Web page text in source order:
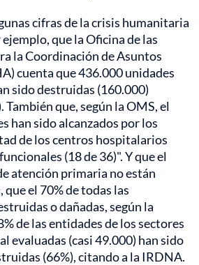
cifras de la crisis humanitaria
ejemplo, que la Oficina de las
la Coordinación de Asuntos
cuenta que 436.000 unidades
sido destruidas (160.000)
También que, según la OMS, el
han sido alcanzados por los
de los centros hospitalarios
(18 de 36)". Y que el
atención primaria no están
el 70% de todas las
o dañadas, según la
de las entidades de los sectores
evaluadas (casi 49.000) han sido
(66%), citando a la IRDNA.